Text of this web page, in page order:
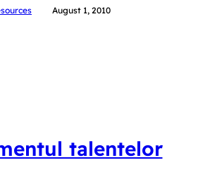
August 1, 2010
talentelor